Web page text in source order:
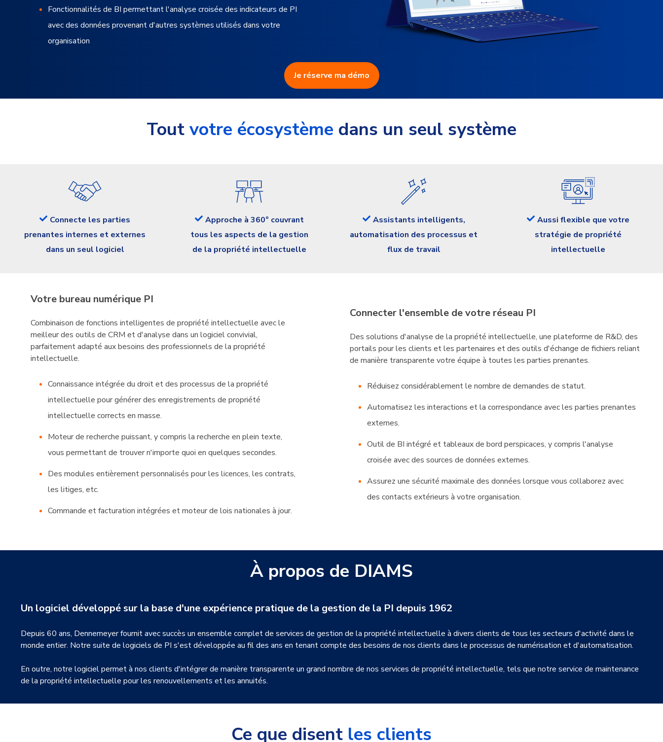
Fonctionnalités de BI permettant l'analyse croisée des indicateurs de PI
avec des données provenant d'autres systèmes utilisés dans votre
organisation
Je réserve ma démo
Tout votre écosystème dans un seul système
Connecte les parties
prenantes internes et externes
dans un seul logiciel
Approche à 360° couvrant
tous les aspects de la gestion
de la propriété intellectuelle
Assistants intelligents,
automatisation des processus et
flux de travail
Aussi flexible que votre
stratégie de propriété
intellectuelle
Votre bureau numérique PI
Combinaison de fonctions intelligentes de propriété intellectuelle avec le
meilleur des outils de CRM et d'analyse dans un logiciel convivial,
parfaitement adapté aux besoins des professionnels de la propriété
intellectuelle.
Connaissance intégrée du droit et des processus de la propriété
intellectuelle pour générer des enregistrements de propriété
intellectuelle corrects en masse.
Moteur de recherche puissant, y compris la recherche en plein texte,
vous permettant de trouver n'importe quoi en quelques secondes.
Des modules entièrement personnalisés pour les licences, les contrats,
les litiges, etc.
Commande et facturation intégrées et moteur de lois nationales à jour.
Connecter l'ensemble de votre réseau PI
Des solutions d'analyse de la propriété intellectuelle, une plateforme de R&D, des
portails pour les clients et les partenaires et des outils d'échange de fichiers reliant
de manière transparente votre équipe à toutes les parties prenantes.
Réduisez considérablement le nombre de demandes de statut.
Automatisez les interactions et la correspondance avec les parties prenantes
externes.
Outil de BI intégré et tableaux de bord perspicaces, y compris l'analyse
croisée avec des sources de données externes.
Assurez une sécurité maximale des données lorsque vous collaborez avec
des contacts extérieurs à votre organisation.
À propos de DIAMS
Un logiciel développé sur la base d'une expérience pratique de la gestion de la PI depuis 1962
Depuis 60 ans, Dennemeyer fournit avec succès un ensemble complet de services de gestion de la propriété intellectuelle à divers clients de tous les secteurs d'activité dans le
monde entier. Notre suite de logiciels de PI s'est développée au fil des ans en tenant compte des besoins de nos clients dans le processus de numérisation et d'automatisation.
En outre, notre logiciel permet à nos clients d'intégrer de manière transparente un grand nombre de nos services de propriété intellectuelle, tels que notre service de maintenance
de la propriété intellectuelle pour les renouvellements et les annuités.
Ce que disent les clients